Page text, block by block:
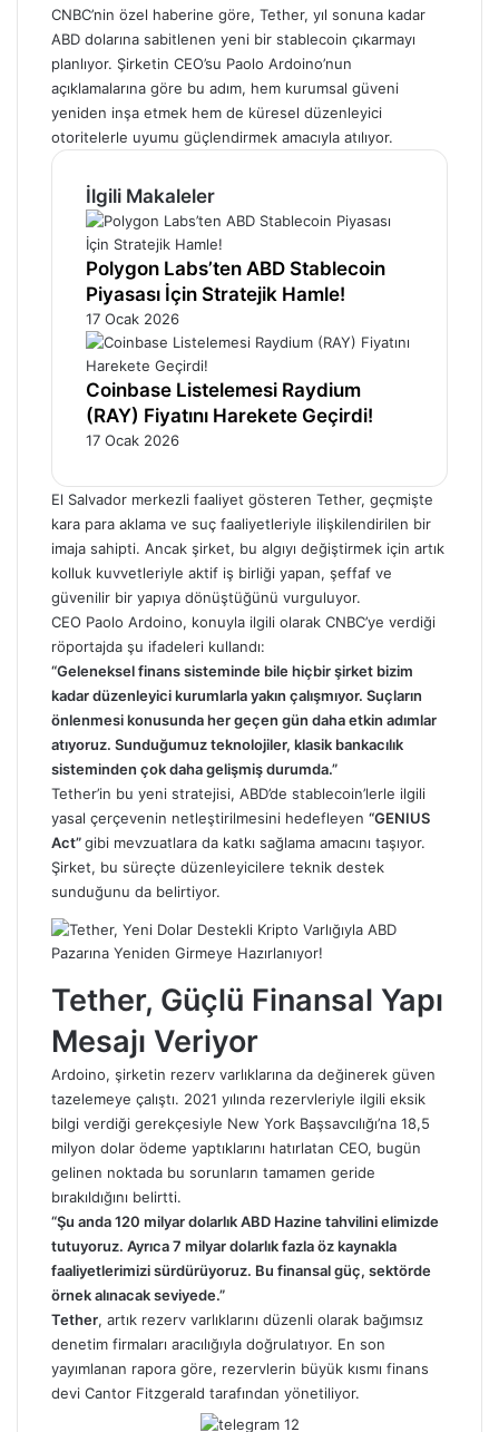
CNBC’nin özel haberine göre, Tether, yıl sonuna kadar
ABD dolarına sabitlenen yeni bir stablecoin çıkarmayı
planlıyor. Şirketin CEO’su Paolo Ardoino’nun
açıklamalarına göre bu adım, hem kurumsal güveni
yeniden inşa etmek hem de küresel düzenleyici
otoritelerle uyumu güçlendirmek amacıyla atılıyor.
İlgili Makaleler
Polygon Labs’ten ABD Stablecoin
Piyasası İçin Stratejik Hamle!
17 Ocak 2026
Coinbase Listelemesi Raydium
(RAY) Fiyatını Harekete Geçirdi!
17 Ocak 2026
El Salvador merkezli faaliyet gösteren Tether, geçmişte
kara para aklama ve suç faaliyetleriyle ilişkilendirilen bir
imaja sahipti. Ancak şirket, bu algıyı değiştirmek için artık
kolluk kuvvetleriyle aktif iş birliği yapan, şeffaf ve
güvenilir bir yapıya dönüştüğünü vurguluyor.
CEO Paolo Ardoino, konuyla ilgili olarak CNBC’ye verdiği
röportajda şu ifadeleri kullandı:
“Geleneksel finans sisteminde bile hiçbir şirket bizim
kadar düzenleyici kurumlarla yakın çalışmıyor. Suçların
önlenmesi konusunda her geçen gün daha etkin adımlar
atıyoruz. Sunduğumuz teknolojiler, klasik bankacılık
sisteminden çok daha gelişmiş durumda.”
Tether’in bu yeni stratejisi, ABD’de stablecoin’lerle ilgili
yasal çerçevenin netleştirilmesini hedefleyen “GENIUS
Act”gibi mevzuatlara da katkı sağlama amacını taşıyor.
Şirket, bu süreçte düzenleyicilere teknik destek
sunduğunu da belirtiyor.
Tether, Güçlü Finansal Yapı
Mesajı Veriyor
Ardoino, şirketin rezerv varlıklarına da değinerek güven
tazelemeye çalıştı. 2021 yılında rezervleriyle ilgili eksik
bilgi verdiği gerekçesiyle New York Başsavcılığı’na 18,5
milyon dolar ödeme yaptıklarını hatırlatan CEO, bugün
gelinen noktada bu sorunların tamamen geride
bırakıldığını belirtti.
“Şu anda 120 milyar dolarlık ABD Hazine tahvilini elimizde
tutuyoruz. Ayrıca 7 milyar dolarlık fazla öz kaynakla
faaliyetlerimizi sürdürüyoruz. Bu finansal güç, sektörde
örnek alınacak seviyede.”
Tether, artık rezerv varlıklarını düzenli olarak bağımsız
denetim firmaları aracılığıyla doğrulatıyor. En son
yayımlanan rapora göre, rezervlerin büyük kısmı finans
devi Cantor Fitzgerald tarafından yönetiliyor.